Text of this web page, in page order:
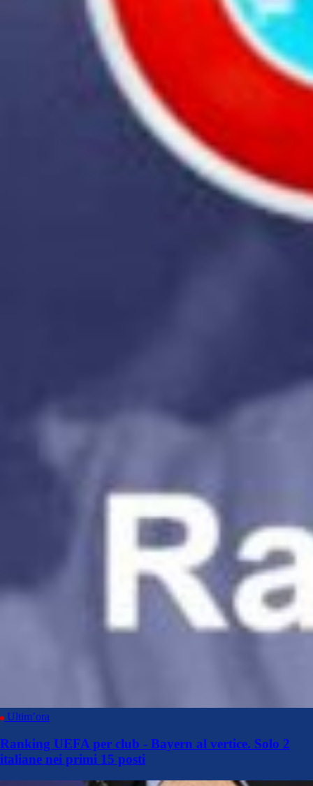
Ultim’ora
Ranking UEFA per club - Bayern al vertice. Solo 2
italiane nei primi 15 posti